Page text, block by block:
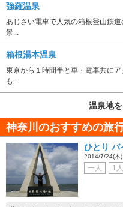
強羅温泉
あじさい電車で人気の箱根登山鉄
景...
箱根湯本温泉
東京から１時間半と車・電車共に
も...
温泉地
神奈川のおすすめの旅
ひとり バ
2014/7/24(木
一人 1人